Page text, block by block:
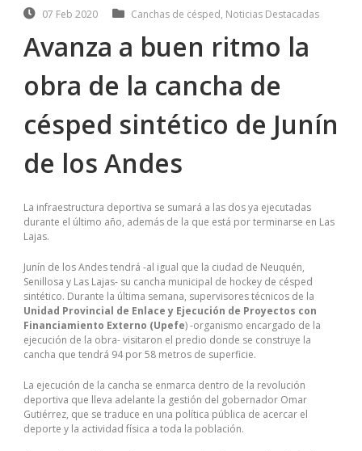
07 Feb 2020 Canchas de césped, Noticias Destacadas
Avanza a buen ritmo la
obra de la cancha de
césped sintético de Junín
de los Andes
La infraestructura deportiva se sumará a las dos ya ejecutadas
durante el último año, además de la que está por terminarse en Las
Lajas.
Junín de los Andes tendrá -al igual que la ciudad de Neuquén,
Senillosa y Las Lajas- su cancha municipal de hockey de césped
sintético. Durante la última semana, supervisores técnicos de la
Unidad Provincial de Enlace y Ejecución de Proyectos con
Financiamiento Externo (Upefe) -organismo encargado de la
ejecución de la obra- visitaron el predio donde se construye la
cancha que tendrá 94 por 58 metros de superficie.
La ejecución de la cancha se enmarca dentro de la revolución
deportiva que lleva adelante la gestión del gobernador Omar
Gutiérrez, que se traduce en una política pública de acercar el
deporte y la actividad física a toda la población.